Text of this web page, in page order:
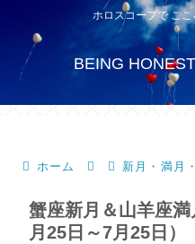
ホロスコープで こ
BEING
ホーム 新月・満月
蟹座新月＆山羊座
月25日～7月25日）